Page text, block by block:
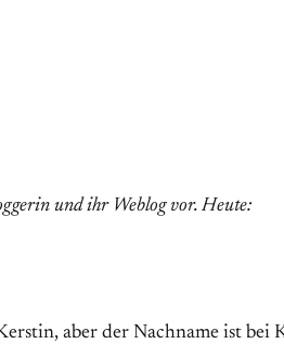
und ihr Weblog vor. Heute:
aber der Nachname ist